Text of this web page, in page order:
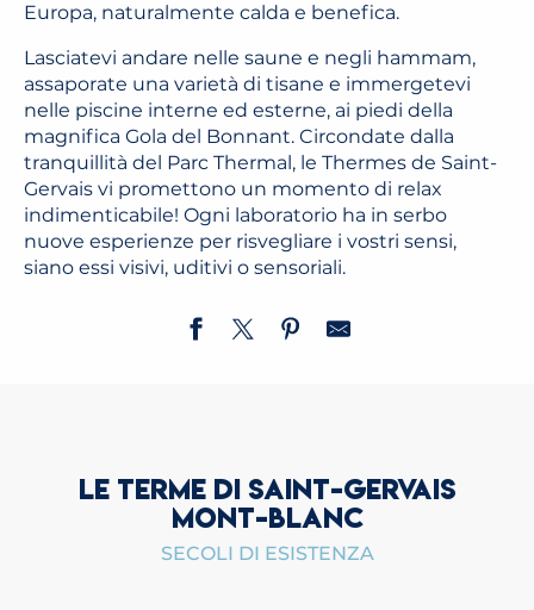
Europa, naturalmente calda e benefica.
Lasciatevi andare nelle saune e negli hammam,
assaporate una varietà di tisane e immergetevi
nelle piscine interne ed esterne, ai piedi della
magnifica Gola del Bonnant. Circondate dalla
tranquillità del Parc Thermal, le Thermes de Saint-
Gervais vi promettono un momento di relax
indimenticabile! Ogni laboratorio ha in serbo
nuove esperienze per risvegliare i vostri sensi,
siano essi visivi, uditivi o sensoriali.
LE TERME DI SAINT-GERVAIS
MONT-BLANC
SECOLI DI ESISTENZA